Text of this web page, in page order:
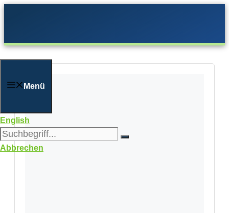
Menü
English
Abbrechen